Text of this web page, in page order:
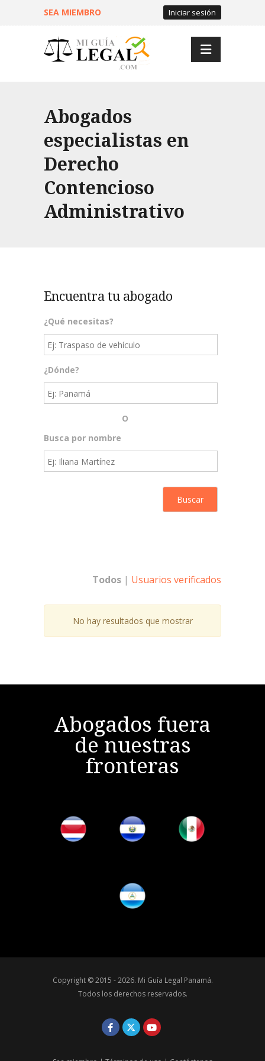
SEA MIEMBRO Iniciar sesión
Abogados
especialistas en
Derecho
Contencioso
Administrativo
Encuentra tu abogado
¿Qué necesitas?
¿Dónde?
O
Busca por nombre
Todos | Usuarios verificados
No hay resultados que mostrar
Abogados fuera
de nuestras
fronteras
Copyright © 2015 - 2026. Mi Guía Legal Panamá.
Todos los derechos reservados.